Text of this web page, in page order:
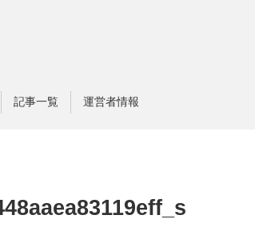
記事一覧 運営者情報